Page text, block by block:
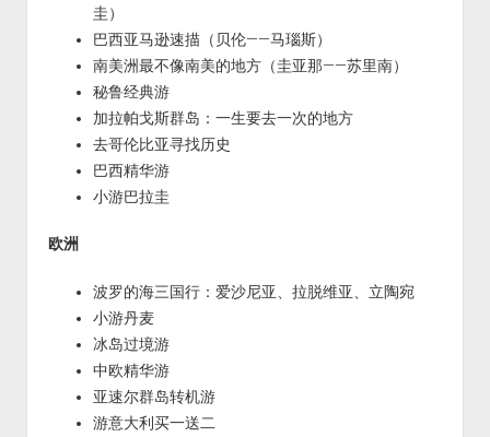
圭）
巴西亚马逊速描（贝伦——马瑙斯）
南美洲最不像南美的地方（圭亚那——苏里南）
秘鲁经典游
加拉帕戈斯群岛：一生要去一次的地方
去哥伦比亚寻找历史
巴西精华游
小游巴拉圭
欧洲
波罗的海三国行：爱沙尼亚、拉脱维亚、立陶宛
小游丹麦
冰岛过境游
中欧精华游
亚速尔群岛转机游
游意大利买一送二